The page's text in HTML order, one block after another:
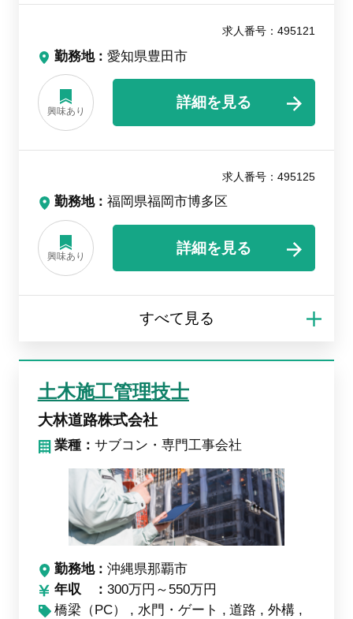
求人番号：495121
勤務地 愛知県豊田市
興味あり
詳細を見る
求人番号：495125
勤務地 福岡県福岡市博多区
興味あり
詳細を見る
土木施工管理技士
大林道路株式会社
業種：サブコン・専門工事会社
勤務地
沖縄県那覇市
年収
300万円～550万円
橋梁（PC）
水門・ゲート 道路
外構